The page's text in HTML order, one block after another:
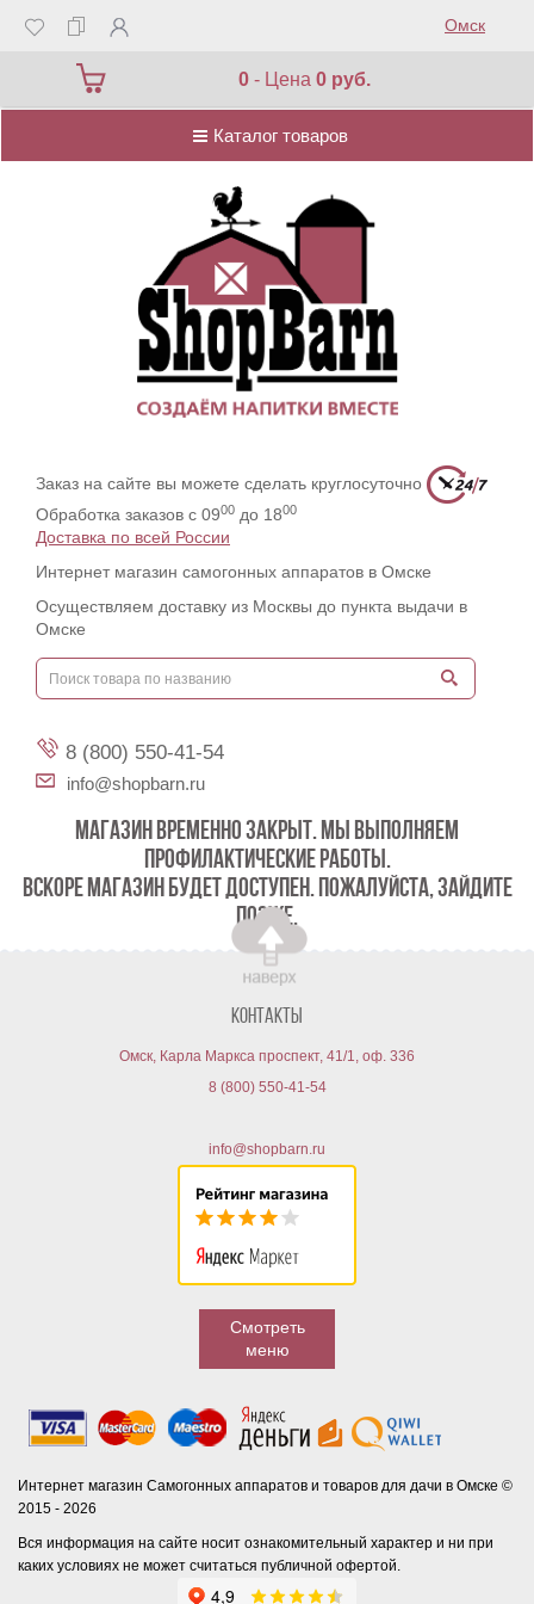
Омск
0 - Цена0 руб.
Каталог товаров
Каталог товаров
Заказ на сайте вы можете сделать круглосуточно
Обработка заказов с 0900 до 1800
Доставка по всей России
Интернет магазин самогонных аппаратов в Омске
Осуществляем доставку из Москвы до пункта выдачи в
Омске
8 (800) 550-41-54
info@shopbarn.ru
МАГАЗИН ВРЕМЕННО ЗАКРЫТ. МЫ ВЫПОЛНЯЕМ
ПРОФИЛАКТИЧЕСКИЕ РАБОТЫ.
ВСКОРЕ МАГАЗИН БУДЕТ ДОСТУПЕН. ПОЖАЛУЙСТА, ЗАЙДИТЕ
ПОЗЖЕ.
Контакты
Омск, Карла Маркса проспект, 41/1, оф. 336
8 (800) 550-41-54
info@shopbarn.ru
Смотреть
меню
Интернет магазин Самогонных аппаратов и товаров для дачи в Омске ©
2015 - 2026
Вся информация на сайте носит ознакомительный характер и ни при
каких условиях не может считаться публичной офертой.